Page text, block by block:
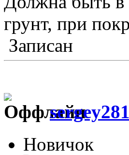
грунт, при
Записан
Новичок